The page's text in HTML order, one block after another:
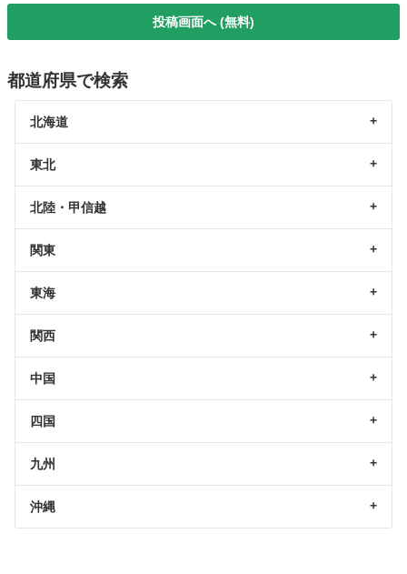
投稿画面へ (無料)
都道府県で検索
北海道
東北
北陸・甲信越
関東
東海
関西
中国
四国
九州
沖縄